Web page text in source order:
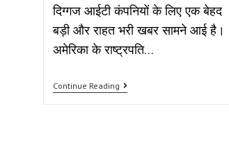
दिग्गज आईटी कंपनियों के लिए एक बेहद
बड़ी और राहत भरी खबर सामने आई है।
अमेरिका के राष्ट्रपति…
Continue Reading